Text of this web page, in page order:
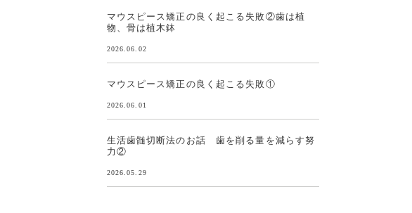
マウスピース矯正の良く起こる失敗②歯は植
物、骨は植木鉢
2026.06.02
マウスピース矯正の良く起こる失敗①
2026.06.01
生活歯髄切断法のお話 歯を削る量を減らす努
力②
2026.05.29